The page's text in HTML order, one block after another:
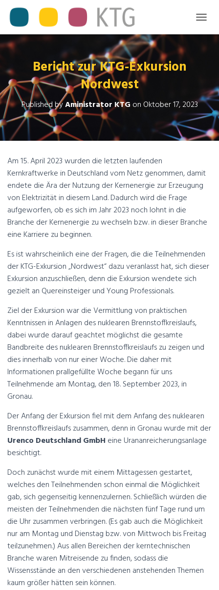
O
G
A
V
G
T
Bericht zur KTG-Exkursion
Nordwest
Published byAministrator KTG onOktober 17, 2023
Am 15. April 2023 wurden die letzten laufenden
Kernkraftwerke in Deutschland vom Netz genommen, damit
endete die Ära der Nutzung der Kernenergie zur Erzeugung
von Elektrizität in diesem Land. Dadurch wird die Frage
aufgeworfen, ob es sich im Jahr 2023 noch lohnt in die
Branche der Kernenergie zu wechseln bzw. in dieser Branche
eine Karriere zu beginnen.
Es ist wahrscheinlich eine der Fragen, die die Teilnehmenden
der KTG-Exkursion „Nordwest“ dazu veranlasst hat, sich dieser
Exkursion anzuschließen, denn die Exkursion wendete sich
gezielt an Quereinsteiger und Young Professionals.
Ziel der Exkursion war die Vermittlung von praktischen
Kenntnissen in Anlagen des nuklearen Brennstoffkreislaufs,
dabei wurde darauf geachtet möglichst die gesamte
Bandbreite des nuklearen Brennstoffkreislaufs zu zeigen und
dies innerhalb von nur einer Woche. Die daher mit
Informationen prallgefüllte Woche begann für uns
Teilnehmende am Montag, den 18. September 2023, in
Gronau.
Der Anfang der Exkursion fiel mit dem Anfang des nuklearen
Brennstoffkreislaufs zusammen, denn in Gronau wurde mit der
Urenco Deutschland GmbH eine Urananreicherungsanlage
besichtigt.
Doch zunächst wurde mit einem Mittagessen gestartet,
welches den Teilnehmenden schon einmal die Möglichkeit
gab, sich gegenseitig kennenzulernen. Schließlich würden die
meisten der Teilnehmenden die nächsten fünf Tage rund um
die Uhr zusammen verbringen. (Es gab auch die Möglichkeit
nur am Montag und Dienstag bzw. von Mittwoch bis Freitag
teilzunehmen.) Aus allen Bereichen der kerntechnischen
Branche waren Mitreisende zu finden, sodass die
Wissensstände an den verschiedenen anstehenden Themen
kaum größer hätten sein können.